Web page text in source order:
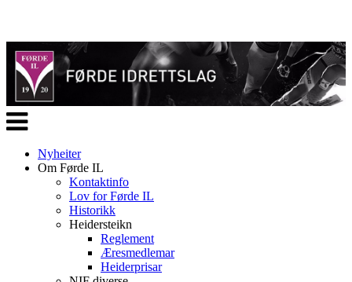
Veksle
navigasjon
Nyheiter
Om Førde IL
Kontaktinfo
Lov for Førde IL
Historikk
Heidersteikn
Reglement
Æresmedlemar
Heiderprisar